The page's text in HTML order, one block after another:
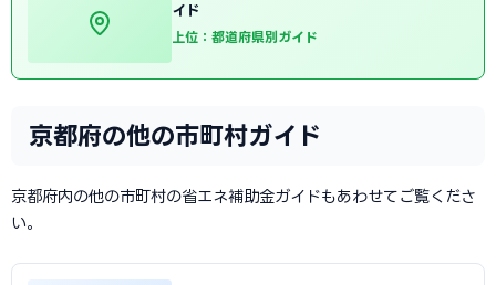
イド
上位：都道府県別ガイド
京都府の他の市町村ガイド
京都府内の他の市町村の省エネ補助金ガイドもあわせてご覧くださ
い。